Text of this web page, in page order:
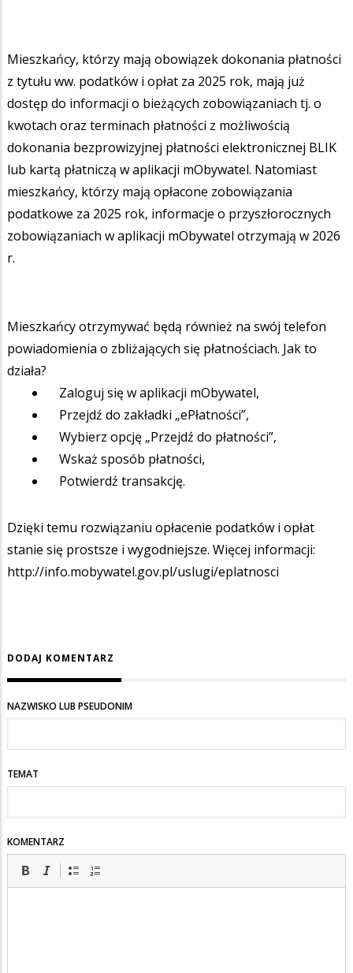
Mieszkańcy, którzy mają obowiązek dokonania płatności
z tytułu ww. podatków i opłat za 2025 rok, mają już
dostęp do informacji o bieżących zobowiązaniach tj. o
kwotach oraz terminach płatności z możliwością
dokonania bezprowizyjnej płatności elektronicznej BLIK
lub kartą płatniczą w aplikacji mObywatel. Natomiast
mieszkańcy, którzy mają opłacone zobowiązania
podatkowe za 2025 rok, informacje o przyszłorocznych
zobowiązaniach w aplikacji mObywatel otrzymają w 2026
r.
Mieszkańcy otrzymywać będą również na swój telefon
powiadomienia o zbliżających się płatnościach. Jak to
działa?
Zaloguj się w aplikacji mObywatel,
Przejdź do zakładki „ePłatności”,
Wybierz opcję „Przejdź do płatności”,
Wskaż sposób płatności,
Potwierdź transakcję.
Dzięki temu rozwiązaniu opłacenie podatków i opłat
stanie się prostsze i wygodniejsze. Więcej informacji:
http://info.mobywatel.gov.pl/uslugi/eplatnosci
DODAJ KOMENTARZ
NAZWISKO LUB PSEUDONIM
TEMAT
KOMENTARZ